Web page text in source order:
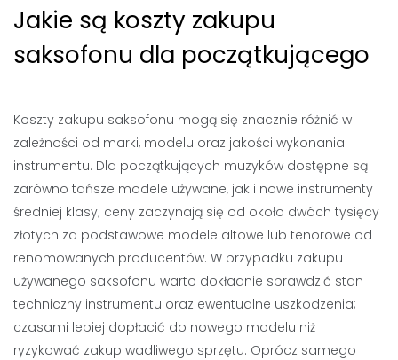
Jakie są koszty zakupu
saksofonu dla początkującego
Koszty zakupu saksofonu mogą się znacznie różnić w
zależności od marki, modelu oraz jakości wykonania
instrumentu. Dla początkujących muzyków dostępne są
zarówno tańsze modele używane, jak i nowe instrumenty
średniej klasy; ceny zaczynają się od około dwóch tysięcy
złotych za podstawowe modele altowe lub tenorowe od
renomowanych producentów. W przypadku zakupu
używanego saksofonu warto dokładnie sprawdzić stan
techniczny instrumentu oraz ewentualne uszkodzenia;
czasami lepiej dopłacić do nowego modelu niż
ryzykować zakup wadliwego sprzętu. Oprócz samego